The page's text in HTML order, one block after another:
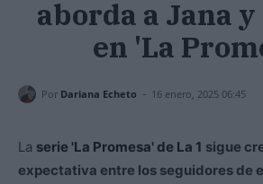
aborda a Jana
en 'La
Por Dariana Echeto - 16 enero, 2025 06:45
La serie 'La Promesa' de La 1 sigue
expectativa entre los seguidores de